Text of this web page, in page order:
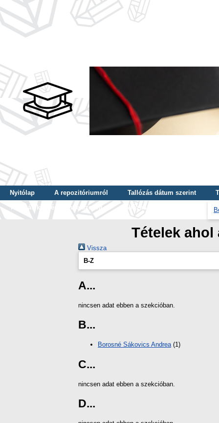
Nyitólap A repozitóriumról Tallózás dátum szerint
Tallózás képzés szintje szerint
Tallózás kulcsszó szerint
Tételek ahol
Vissza
B-Z
A...
nincsen adat ebben a szekcióban.
B...
Borosné Sákovics Andrea(1)
C...
nincsen adat ebben a szekcióban.
D...